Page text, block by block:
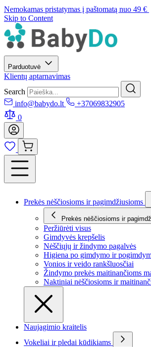
Nemokamas pristatymas į paštomatą nuo 49 €
Skip to Content
Parduotuvė
Klientų aptarnavimas
Search
info@babydo.lt
+37069832905
0
Prekės nėščiosioms ir pagimdžiusioms
Prekės nėščiosioms ir
Peržiūrėti visus
Gimdyvės krepšelis
Nėščiųjų ir žindymo pagalvės
Higiena po gimdymo ir
Vonios ir veido rankšluosčiai
Žindymo prekės maitinančioms
Naktiniai nėščiosioms ir
Naujagimio kraitelis
Vokeliai ir pledai kūdikiams